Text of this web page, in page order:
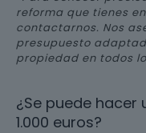
reforma que tienes
contactarnos. Nos
presupuesto
propiedad en todos
¿Se puede
1.000 euros?